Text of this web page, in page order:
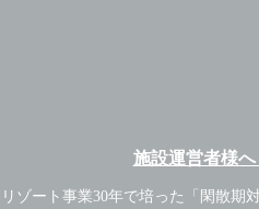
施設運営者様へ
リゾート事業30年で培った「閑散期